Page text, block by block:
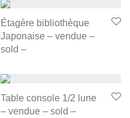
Étagère bibliothèque
Japonaise – vendue –
sold –
Table console 1/2 lune
– vendue – sold –